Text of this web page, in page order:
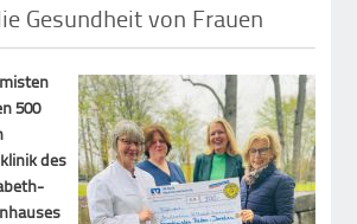
Gesundheit von Frauen
500
des